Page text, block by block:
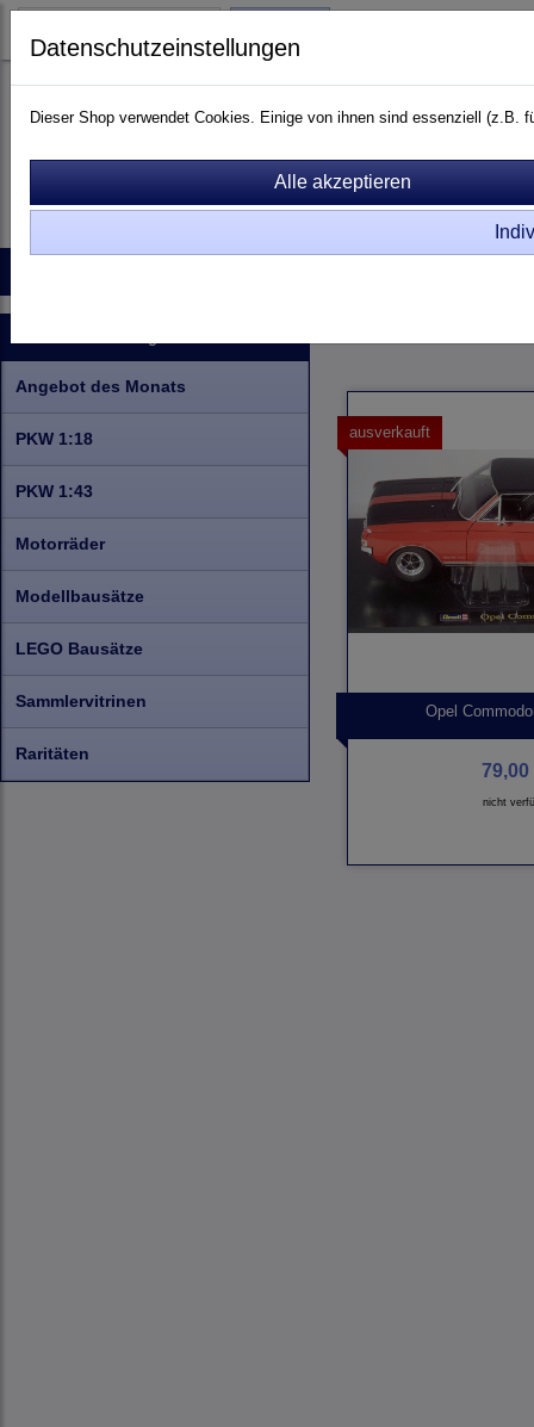
Angebot des Monats
PKW 1:18
PKW 1:43
Motorräder
Modellbausätze
LEGO Bausätze
Sammlervitrinen
Raritäten
ausverkauft
Opel
79,00
nicht
Datenschutzeinstellungen
Dieser Shop verwendet Cookies. Einige von ihnen sind essenziell (z.B.